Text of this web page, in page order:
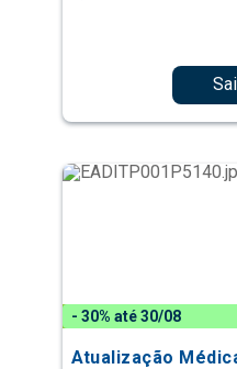
- 30% até 30/08
Atualização